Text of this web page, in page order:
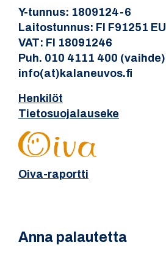
Y-tunnus: 1809124-6
Laitostunnus: FI F91251 EU
VAT: FI 18091246
Puh. 010 4111 400 (vaihde)
info(at)kalaneuvos.fi
Henkilöt
Tietosuojalauseke
Oiva-raportti
Anna palautetta